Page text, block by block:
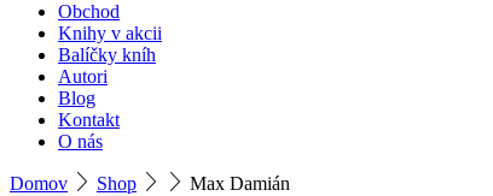
Obchod
Knihy v akcii
Balíčky kníh
Autori
Blog
Kontakt
O nás
Domov Shop Max Damián